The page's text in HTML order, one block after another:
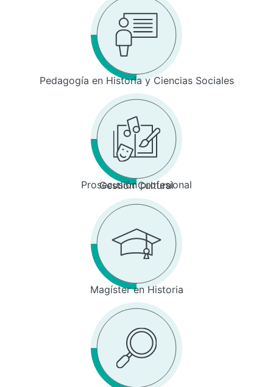
Pedagogía en Historia y Ciencias Sociales
Prosecusión profesional
Gestión Cultural
Magíster en Historia